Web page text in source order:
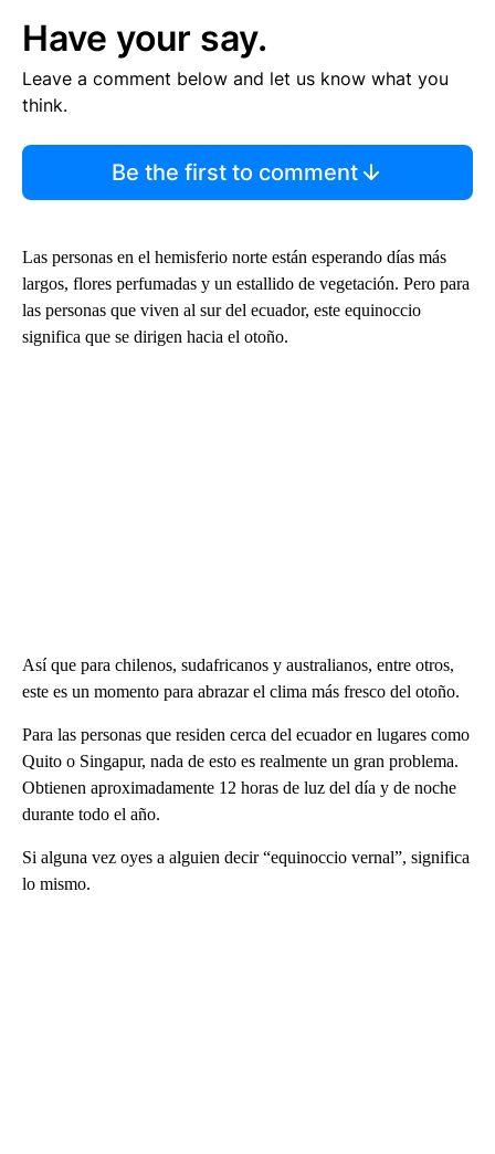
Have your say.
Leave a comment below and let us know what you
think.
Be the first to comment
Las personas en el hemisferio norte están esperando días más
largos, flores perfumadas y un estallido de vegetación. Pero para
las personas que viven al sur del ecuador, este equinoccio
significa que se dirigen hacia el otoño.
Así que para chilenos, sudafricanos y australianos, entre otros,
este es un momento para abrazar el clima más fresco del otoño.
Para las personas que residen cerca del ecuador en lugares como
Quito o Singapur, nada de esto es realmente un gran problema.
Obtienen aproximadamente 12 horas de luz del día y de noche
durante todo el año.
Si alguna vez oyes a alguien decir “equinoccio vernal”, significa
lo mismo.